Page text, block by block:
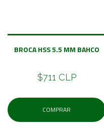
BROCA HSS 5.5 MM BAHCO
$711 CLP
COMPRAR